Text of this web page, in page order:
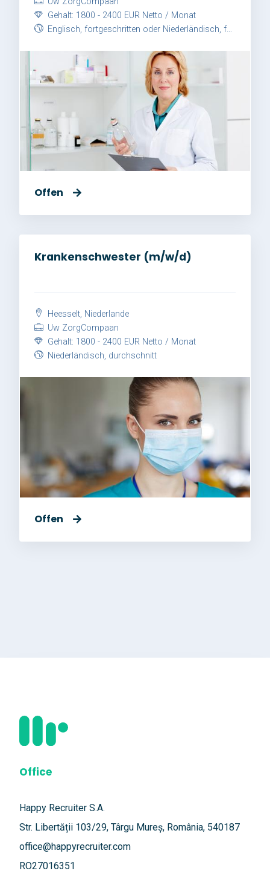
Gehalt: 1800 - 2400 EUR Netto / Monat
Englisch, fortgeschritten oder Niederländisch, fortgeschritten
Offen
Krankenschwester (m/w/d)
Heesselt, Niederlande
Uw ZorgCompaan
Gehalt: 1800 - 2400 EUR Netto / Monat
Niederländisch, durchschnitt
Offen
Office
Happy Recruiter S.A.
Str. Libertății 103/29, Târgu Mureș, România, 540187
office@happyrecruiter.com
RO27016351